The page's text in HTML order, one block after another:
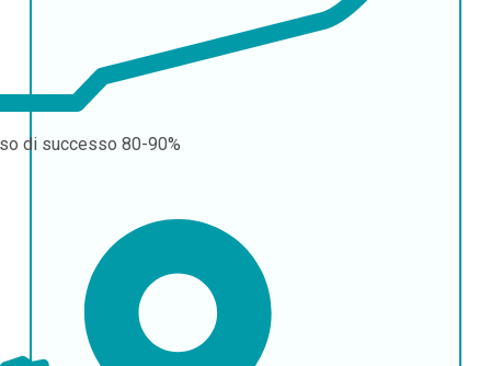
di successo 80-90%